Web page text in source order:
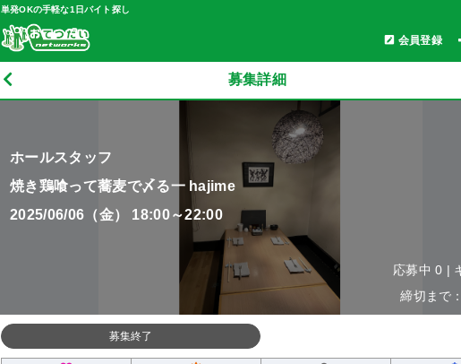
単発OKの手軽な1日バイト探し
会員登録
募集詳細
ホールスタッフ
焼き鶏喰って蕎麦で〆る一 hajime
2025/06/06（金） 18:00～22:00
応募中 0 |
締切まで
募集終了